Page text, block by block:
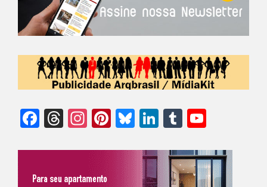
Facebook
Threads
Instagram
Pinterest
Bluesky
LinkedIn
Tumblr